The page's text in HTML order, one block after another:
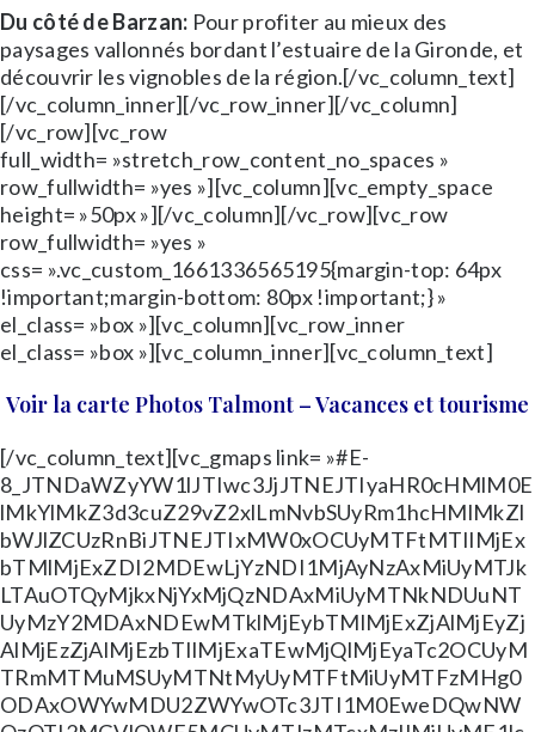
Du côté de Barzan: Pour profiter au mieux des
paysages vallonnés bordant l’estuaire de la Gironde, et
découvrir les vignobles de la région.[/vc_column_text]
[/vc_column_inner][/vc_row_inner][/vc_column]
[/vc_row][vc_row
full_width= »stretch_row_content_no_spaces »
row_fullwidth= »yes »][vc_column][vc_empty_space
height= »50px »][/vc_column][/vc_row][vc_row
row_fullwidth= »yes »
css= ».vc_custom_1661336565195{margin-top: 64px
!important;margin-bottom: 80px !important;} »
el_class= »box »][vc_column][vc_row_inner
el_class= »box »][vc_column_inner][vc_column_text]
Voir la carte Photos Talmont – Vacances et tourisme
[/vc_column_text][vc_gmaps link= »#E-
8_JTNDaWZyYW1lJTIwc3JjJTNEJTIyaHR0cHMlM0E
lMkYlMkZ3d3cuZ29vZ2xlLmNvbSUyRm1hcHMlMkZl
bWJlZCUzRnBiJTNEJTIxMW0xOCUyMTFtMTIlMjEx
bTMlMjExZDI2MDEwLjYzNDI1MjAyNzAxMiUyMTJk
LTAuOTQyMjkxNjYxMjQzNDAxMiUyMTNkNDUuNT
UyMzY2MDAxNDEwMTklMjEybTMlMjExZjAlMjEyZj
AlMjEzZjAlMjEzbTIlMjExaTEwMjQlMjEyaTc2OCUyM
TRmMTMuMSUyMTNtMyUyMTFtMiUyMTFzMHg0
ODAxOWYwMDU2ZWYwOTc3JTI1M0EweDQwNW